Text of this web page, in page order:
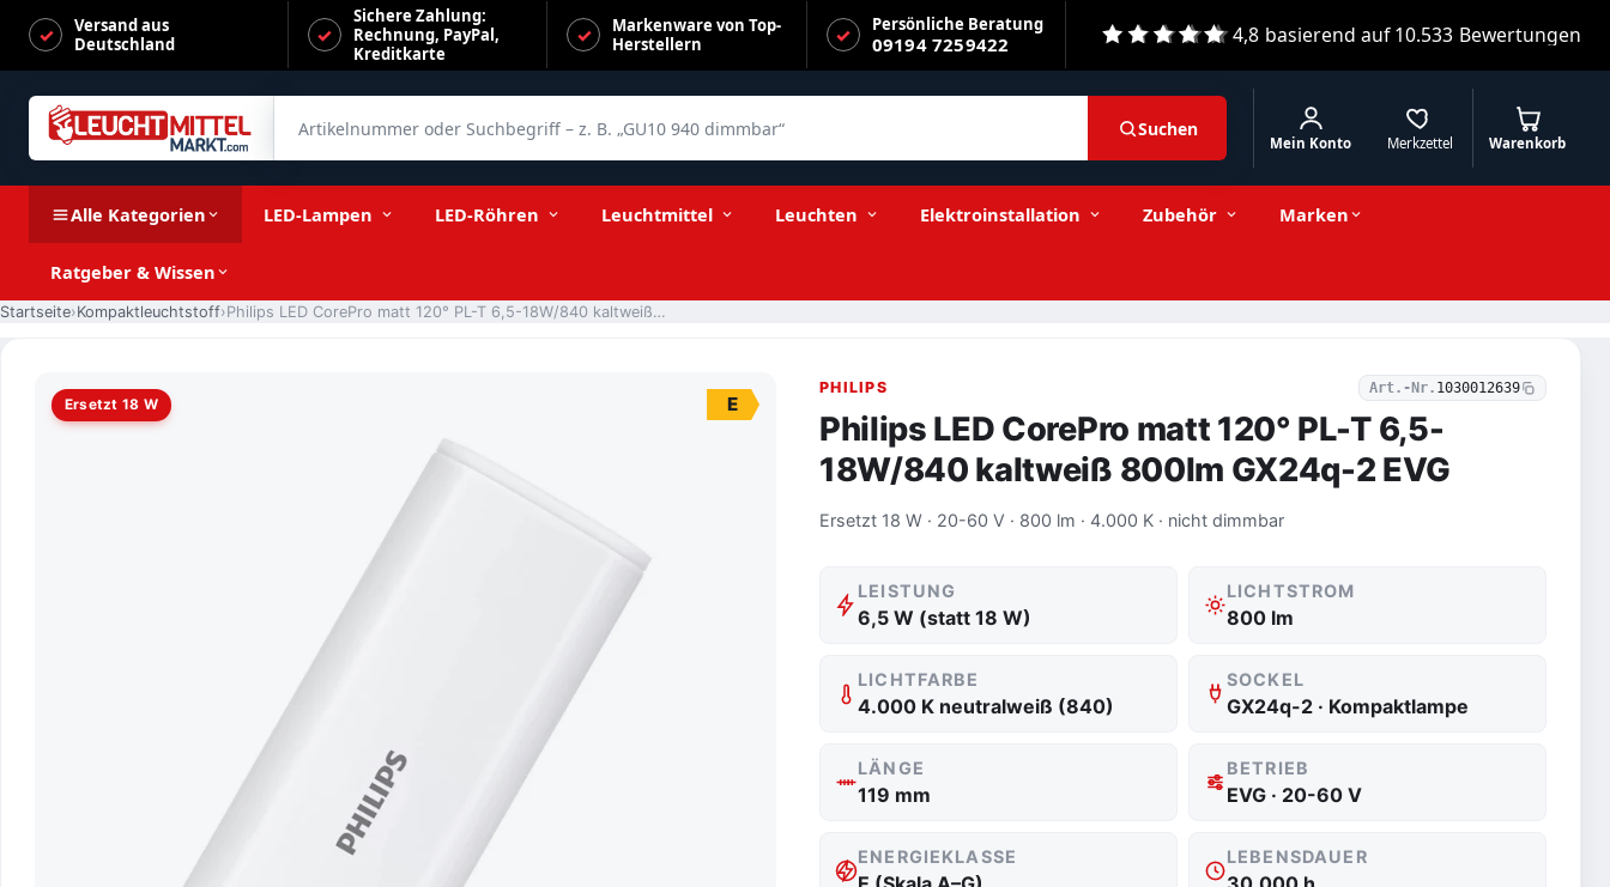
Versand aus
Deutschland
Sichere Zahlung:
Rechnung, PayPal,
Kreditkarte
Markenware von Top-
Herstellern
Persönliche Beratung
09194 7259422 4,8 basierend auf10.533 Bewertungen
Suchen
Merkzettel
Mein Konto Warenkorb
Alle Kategorien LED-Lampen LED-Röhren Leuchtmittel Leuchten Elektroinstallation Zubehör Marken
Ratgeber & Wissen
Startseite Kompaktleuchtstoff Philips LED CorePro matt 120° PL-T 6,5-18W/840 kaltweiß 800lm GX24q-2 EVG
PHILIPS Art.-Nr. 1030012639
Philips LED CorePro matt 120° PL-T 6,5-
18W/840 kaltweiß 800lm GX24q-2 EVG
Ersetzt 18 W · 20-60 V · 800 lm · 4.000 K · nicht dimmbar
Ersetzt 18 W E
LEISTUNG
6,5 W (statt 18 W)
LICHTSTROM
800 lm
LICHTFARBE
4.000 K neutralweiß (840)
SOCKEL
GX24q-2 · Kompaktlampe
LÄNGE
119 mm
BETRIEB
EVG · 20-60 V
ENERGIEKLASSE LEBENSDAUER
Philips LED CorePro matt 120° PL-T 6,5-18W/840 kaltweiß 800lm GX24q-2 EVG −
Stückzahl + In den Warenkorb